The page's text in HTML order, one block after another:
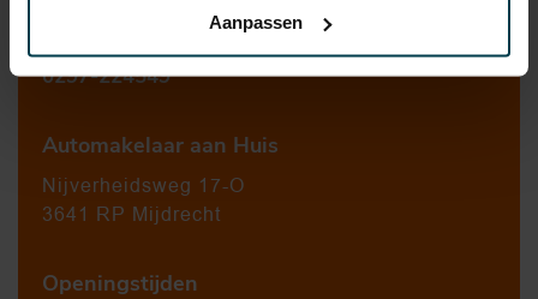
Aanpassen
verkoop@automakelaaraanhuis.nl
0297-224549
Automakelaar aan Huis
Nijverheidsweg 17-O
3641 RP Mijdrecht
Openingstijden